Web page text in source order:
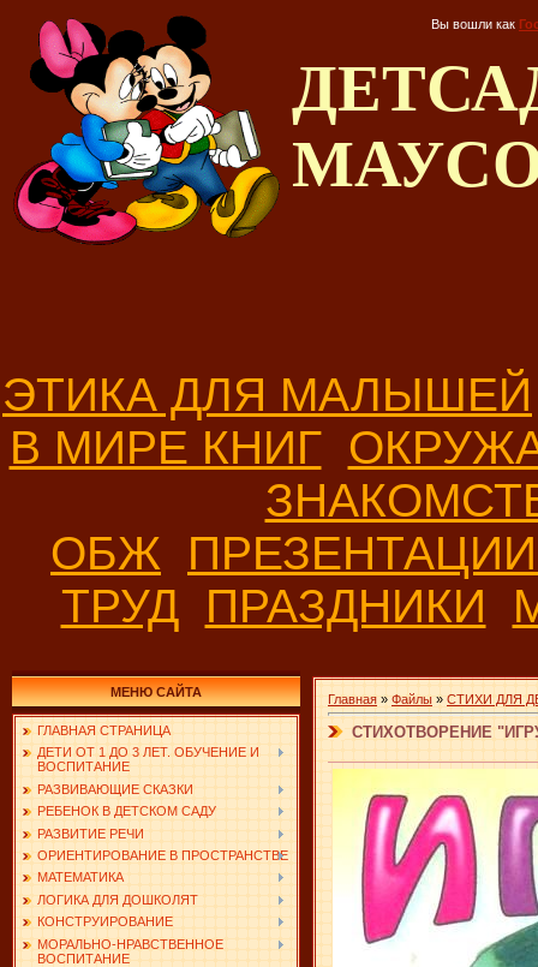
Вы вошли как
ЭТИКА ДЛЯ МАЛЫШЕЙ
В МИРЕ КНИГ
ОБЖ
ТРУД ПРАЗДНИКИ
МЕНЮ САЙТА
ГЛАВНАЯ СТРАНИЦА
ДЕТИ ОТ 1 ДО 3 ЛЕТ. ОБУЧЕНИЕ И
ВОСПИТАНИЕ
РАЗВИВАЮЩИЕ СКАЗКИ
РЕБЕНОК В ДЕТСКОМ САДУ
РАЗВИТИЕ РЕЧИ
ОРИЕНТИРОВАНИЕ В ПРОСТРАНСТВЕ
МАТЕМАТИКА
ЛОГИКА ДЛЯ ДОШКОЛЯТ
КОНСТРУИРОВАНИЕ
МОРАЛЬНО-НРАВСТВЕННОЕ
ВОСПИТАНИЕ
Главная » Файлы » СТИХИ ДЛЯ
СТИХОТВОРЕНИЕ